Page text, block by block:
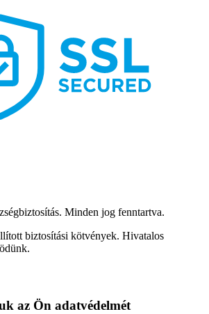
Minden jog fenntartva.
biztosítási kötvények. Hivatalos
az Ön adatvédelmét